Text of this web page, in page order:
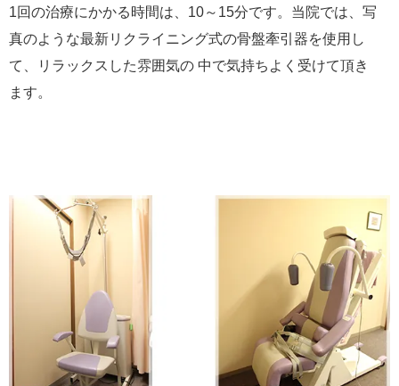
1回の治療にかかる時間は、10～15分です。当院では、写
真のような最新リクライニング式の骨盤牽引器を使用し
て、リラックスした雰囲気の 中で気持ちよく受けて頂き
ます。